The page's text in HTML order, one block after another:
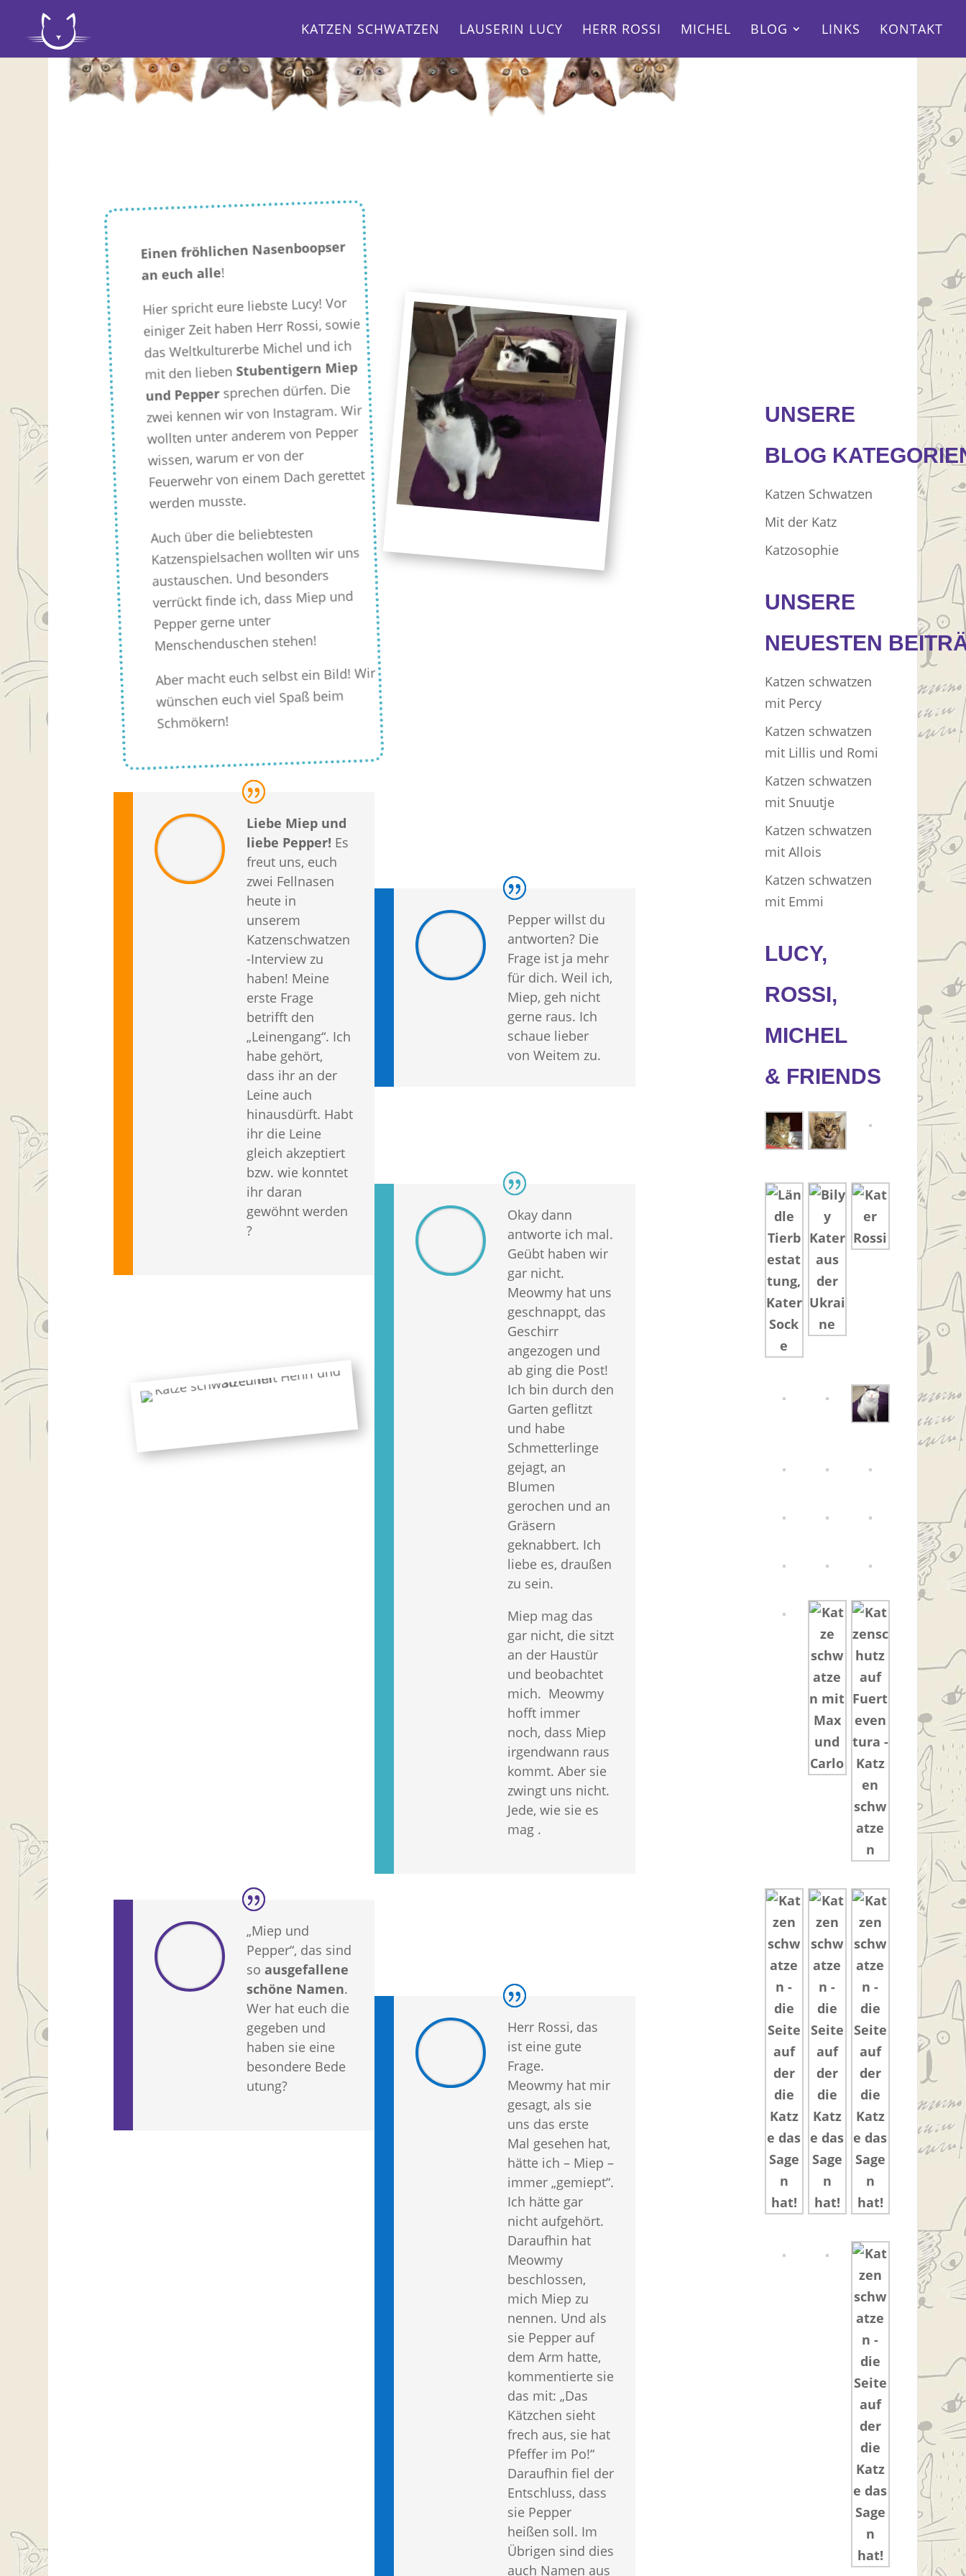
KATZEN SCHWATZEN LAUSERIN LUCY HERR ROSSI MICHEL BLOG LINKS KONTAKT
Einen fröhlichen Nasenboopser
an euch alle!
Hier spricht eure liebste Lucy! Vor
einiger Zeit haben Herr Rossi, sowie
das Weltkulturerbe Michel und ich
mit den lieben Stubentigern Miep
und Peppersprechen dürfen. Die
zwei kennen wir von Instagram. Wir
wollten unter anderem von Pepper
wissen, warum er von der
Feuerwehr von einem Dach gerettet
werden musste.
Auch über die beliebtesten
Katzenspielsachen wollten wir uns
austauschen. Und besonders
verrückt finde ich, dass Miep und
Pepper gerne unter
Menschenduschen stehen!
Aber macht euch selbst ein Bild! Wir
wünschen euch viel Spaß beim
Schmökern!
Liebe Miep und
liebe Pepper! Es
freut uns, euch
zwei Fellnasen
heute in
unserem
Katzenschwatzen
-Interview zu
haben! Meine
erste Frage
betrifft den
„Leinengang“. Ich
habe gehört,
dass ihr an der
Leine auch
hinausdürft. Habt
ihr die Leine
gleich akzeptiert
bzw. wie konntet
ihr daran
gewöhnt werden
?
Pepper willst du
antworten? Die
Frage ist ja mehr
für dich. Weil ich,
Miep, geh nicht
gerne raus. Ich
schaue lieber
von Weitem zu.
Okay dann
antworte ich mal.
Geübt haben wir
gar nicht.
Meowmy hat uns
geschnappt, das
Geschirr
angezogen und
ab ging die Post!
Ich bin durch den
Garten geflitzt
und habe
Schmetterlinge
gejagt, an
Blumen
gerochen und an
Gräsern
geknabbert. Ich
liebe es, draußen
zu sein.
Miep mag das
gar nicht, die sitzt
an der Haustür
und beobachtet
mich. Meowmy
hofft immer
noch, dass Miep
irgendwann raus
kommt. Aber sie
zwingt uns nicht.
Jede, wie sie es
mag .
„Miep und
Pepper“, das sind
so ausgefallene
schöne Namen.
Wer hat euch die
gegeben und
haben sie eine
besondere Bede
utung?
Herr Rossi, das
ist eine gute
Frage.
Meowmy hat mir
gesagt, als sie
uns das erste
Mal gesehen hat,
hätte ich – Miep –
immer „gemiept“.
Ich hätte gar
nicht aufgehört.
Daraufhin hat
Meowmy
beschlossen,
mich Miep zu
nennen. Und als
sie Pepper auf
dem Arm hatte,
kommentierte sie
das mit: „Das
Kätzchen sieht
frech aus, sie hat
Pfeffer im Po!“
Daraufhin fiel der
Entschluss, dass
sie Pepper
heißen soll. Im
Übrigen sind dies
auch Namen aus
UNSERE
BLOG
Katzen Schwatzen
Mit der Katz
Katzosophie
UNSERE
NEUESTEN
Katzen schwatzen
mit Percy
Katzen schwatzen
mit Lillis und Romi
Katzen schwatzen
mit Snuutje
Katzen schwatzen
mit Allois
Katzen schwatzen
mit Emmi
LUCY,
ROSSI,
MICHEL
& FRIENDS